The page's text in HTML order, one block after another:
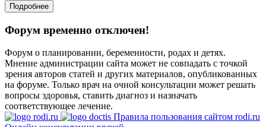
Подробнее
Форум временно отключен!
Форум о планировании, беременности, родах и детях.
Мнение администрации сайта может не совпадать с точкой
зрения авторов статей и других материалов, опубликованных
на форуме. Только врач на очной консультации может решать
вопросы здоровья, ставить диагноз и назначать
соответствующее лечение.
Правила пользования сайтом rodi.ru